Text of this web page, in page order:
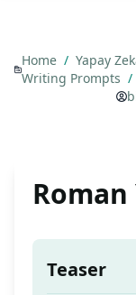
Home / Yapay
Writing Prompts /
Roman
Teaser